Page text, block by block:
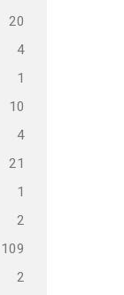
20
4
1
10
4
21
1
2
109
2